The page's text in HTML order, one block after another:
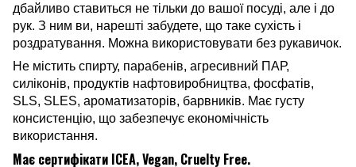
дбайливо ставиться не тільки до вашої посуді, але і до
рук. З ним ви, нарешті забудете, що таке сухість і
роздратування. Можна використовувати без рукавичок.
Не містить спирту, парабенів, агресивний ПАР,
силіконів, продуктів нафтовиробництва, фосфатів,
SLS, SLES, ароматизаторів, барвників. Має густу
консистенцію, що забезпечує економічність
використання.
Має сертифікати ICEA, Vegan, Cruelty Free.